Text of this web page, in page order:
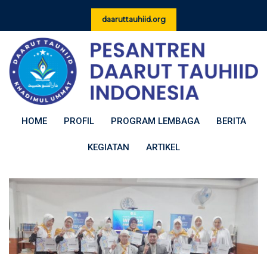
content
daaruttauhiid.org
HOME PROFIL PROGRAM LEMBAGA BERITA
KEGIATAN ARTIKEL